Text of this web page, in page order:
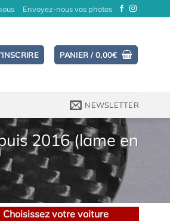
Envoyez-nous vos photos
PANIER /0,00€
NEWSLETTER
2016 (lame en
Choisissez votre voiture